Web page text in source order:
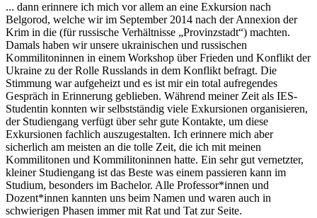
... dann erinnere ich mich vor allem an eine Exkursion nach
Belgorod, welche wir im September 2014 nach der Annexion der
Krim in die (für russische Verhältnisse „Provinzstadt“) machten.
Damals haben wir unsere ukrainischen und russischen
Kommilitoninnen in einem Workshop über Frieden und Konflikt der
Ukraine zu der Rolle Russlands in dem Konflikt befragt. Die
Stimmung war aufgeheizt und es ist mir ein total aufregendes
Gespräch in Erinnerung geblieben. Während meiner Zeit als IES-
Studentin konnten wir selbstständig viele Exkursionen organisieren,
der Studiengang verfügt über sehr gute Kontakte, um diese
Exkursionen fachlich auszugestalten. Ich erinnere mich aber
sicherlich am meisten an die tolle Zeit, die ich mit meinen
Kommilitonen und Kommilitoninnen hatte. Ein sehr gut vernetzter,
kleiner Studiengang ist das Beste was einem passieren kann im
Studium, besonders im Bachelor. Alle Professor*innen und
Dozent*innen kannten uns beim Namen und waren auch in
schwierigen Phasen immer mit Rat und Tat zur Seite.